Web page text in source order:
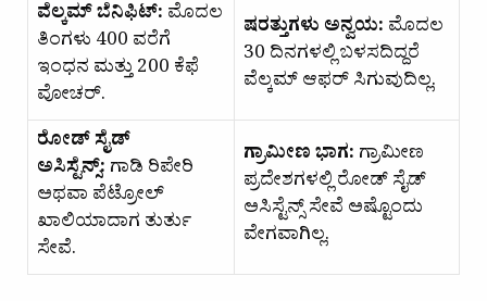
ವೆಲ್ಕಮ್ ಬೆನಿಫಿಟ್: ಮೊದಲ
ತಿಂಗಳು ₹400 ವರೆಗೆ
ಇಂಧನ ಮತ್ತು ₹200 ಕೆಫೆ
ವೋಚರ್.
ಷರತ್ತುಗಳು ಅನ್ವಯ: ಮೊದಲ
30 ದಿನಗಳಲ್ಲಿ ಬಳಸದಿದ್ದರೆ
ವೆಲ್ಕಮ್ ಆಫರ್ ಸಿಗುವುದಿಲ್ಲ.
ರೋಡ್ ಸೈಡ್
ಅಸಿಸ್ಟೆನ್ಸ್: ಗಾಡಿ ರಿಪೇರಿ
ಅಥವಾ ಪೆಟ್ರೋಲ್
ಖಾಲಿಯಾದಾಗ ತುರ್ತು
ಸೇವೆ.
ಗ್ರಾಮೀಣ ಭಾಗ: ಗ್ರಾಮೀಣ
ಪ್ರದೇಶಗಳಲ್ಲಿ ರೋಡ್ ಸೈಡ್
ಅಸಿಸ್ಟೆನ್ಸ್ ಸೇವೆ ಅಷ್ಟೊಂದು
ವೇಗವಾಗಿಲ್ಲ.